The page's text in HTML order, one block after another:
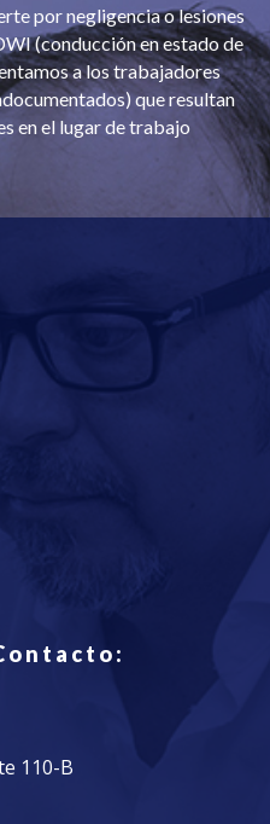
por negligencia o lesiones
(conducción en estado de
a los trabajadores
que resultan
en el lugar de trabajo
110-B